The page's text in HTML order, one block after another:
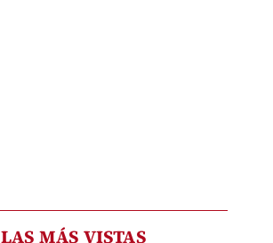
LAS MÁS VISTAS